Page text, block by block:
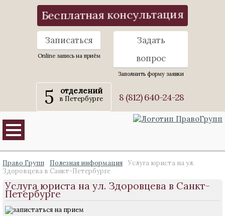
Бесплатная консультация
Записаться
Online запись на приём
Задать
вопрос
Заполнить форму заявки
5 отделений
в Петербурге 8 (812) 640-24-28
Право Групп Полезная информация
Услуга юриста на ул.
Здоровцева в Санкт-Петербурге
Услуга юриста на ул. Здоровцева в Санкт-
Петербурге